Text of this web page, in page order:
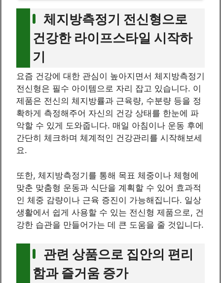
체지방측정기 전신형으로
건강한 라이프스타일 시작하
기
요즘 건강에 대한 관심이 높아지면서 체지방측정기
전신형은 필수 아이템으로 자리 잡고 있습니다. 이
제품은 전신의 체지방률과 근육량, 수분량 등을 정
확하게 측정해주어 자신의 건강 상태를 한눈에 파
악할 수 있게 도와줍니다. 매일 아침이나 운동 후에
간단히 체크하며 체계적인 건강관리를 시작해보세
요.
또한, 체지방측정기를 통해 목표 체중이나 체형에
맞춘 맞춤형 운동과 식단을 계획할 수 있어 효과적
인 체중 감량이나 근육 증진이 가능해집니다. 일상
생활에서 쉽게 사용할 수 있는 전신형 제품으로, 건
강한 습관을 만들어가는 데 큰 도움을 줄 것입니다.
관련 상품으로 집안의 편리
함과 즐거움 증가